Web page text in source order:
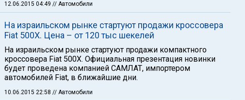
12.06.2015 04:49 // Автомобили
На израильском рынке стартуют продажи кроссовера
Fiat 500X. Цена – от 120 тыс шекелей
На израильском рынке стартуют продажи компактного
кроссовера Fiat 500X. Официальная презентация новинки
будет проведена компанией САМЛАТ, импортером
автомобилей Fiat, в ближайшие дни.
10.06.2015 22:58 // Автомобили